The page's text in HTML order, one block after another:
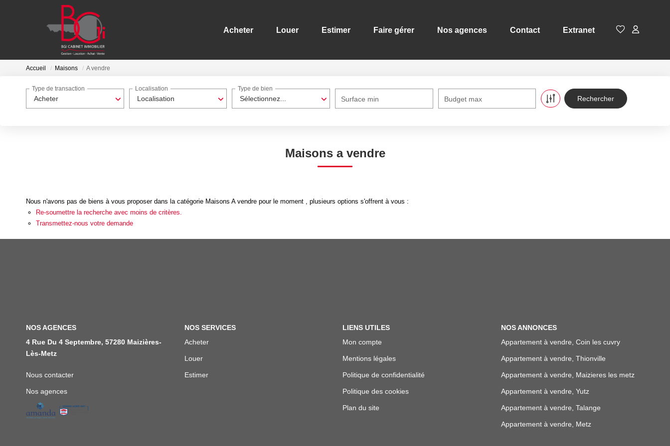
Acheter Louer Estimer Faire gérer Nos agences Contact Extranet
Accueil Maisons A vendre
Acheter
Type de transaction
Localisation
Localisation
Sélectionnez...
Type de bien
Surface min Budget max
Maisons a vendre
Nous n'avons pas de biens à vous proposer dans la catégorie Maisons A vendre pour le moment , plusieurs options s'offrent à vous :
Re-soumettre la recherche avec moins de critères.
Transmettez-nous votre demande
NOS AGENCES
4 Rue Du 4 Septembre, 57280 Maizières-
Lès-Metz
Nous contacter
Nos agences
NOS SERVICES
Acheter
Louer
Estimer
LIENS UTILES
Mon compte
Mentions légales
Politique de confidentialité
Politique des cookies
Plan du site
NOS ANNONCES
Appartement à vendre, Coin les cuvry
Appartement à vendre, Thionville
Appartement à vendre, Maizieres les metz
Appartement à vendre, Yutz
Appartement à vendre, Talange
Appartement à vendre, Metz